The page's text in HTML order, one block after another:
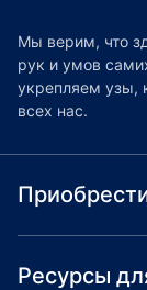
Мы верим, что
рук и умов
укрепляем узы,
всех нас.
Ресурсы